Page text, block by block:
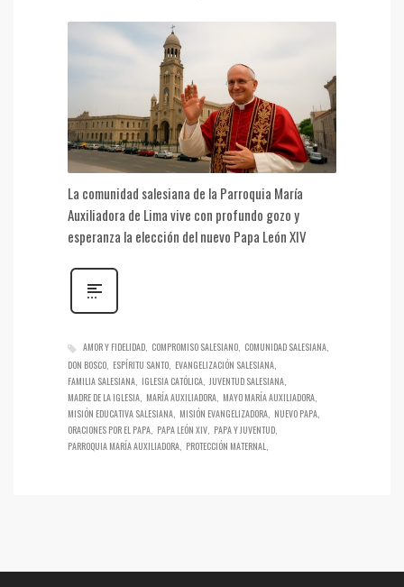
La comunidad salesiana de la Parroquia María
Auxiliadora de Lima vive con profundo gozo y
esperanza la elección del nuevo Papa León XIV
AMOR Y FIDELIDAD COMPROMISO SALESIANO COMUNIDAD SALESIANA
DON BOSCO ESPÍRITU SANTO EVANGELIZACIÓN SALESIANA
FAMILIA SALESIANA IGLESIA CATÓLICA JUVENTUD SALESIANA
MADRE DE LA IGLESIA MARÍA AUXILIADORA MAYO MARÍA AUXILIADORA
MISIÓN EDUCATIVA SALESIANA MISIÓN EVANGELIZADORA NUEVO PAPA
ORACIONES POR EL PAPA PAPA LEÓN XIV PAPA Y JUVENTUD
PARROQUIA MARÍA AUXILIADORA PROTECCIÓN MATERNAL